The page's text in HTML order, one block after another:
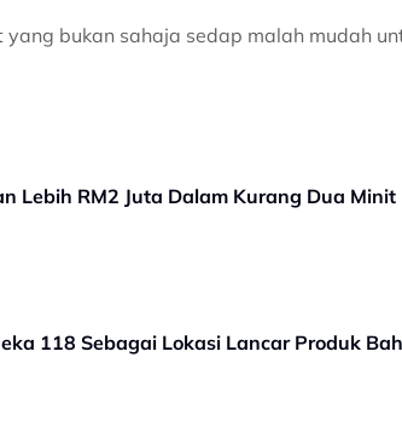
bukan sahaja sedap malah mudah
Lebih RM2 Juta Dalam Kurang Dua Minit
118 Sebagai Lokasi Lancar Produk